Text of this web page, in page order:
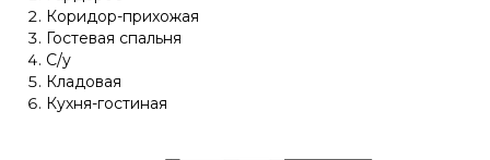
Коридор-прихожая
Гостевая спальня
С/у
Кладовая
Кухня-гостиная